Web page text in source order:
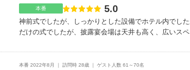
来る方は便利だと思います。場所も分かりやすいです
いただき打ち合わせ以外でもlineで質問すると返して
タッフの方の対応も素晴らしいです！なにを持ち込ん
込んだほうが安くなります。
本番 点数
5.0
神前式でしたが、しっかりとした設備でホテル内でし
だけの式でしたが、披露宴会場は天井も高く、広いス
味しかったです。元々ご飯が美味しいという理由で選
ようにアレンジしてあり、出席者もみんな美味しかっ
本番 2022年8月 訪問時 28歳 ゲスト人数 61～70名